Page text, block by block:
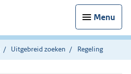
Menu
Uitgebreid zoeken Regeling